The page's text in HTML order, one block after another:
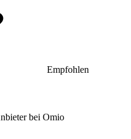
Empfohlen
bei Omio